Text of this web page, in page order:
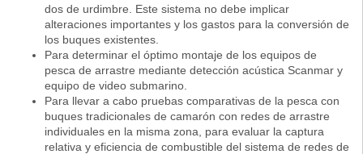
dos de urdimbre. Este sistema no debe implicar
alteraciones importantes y los gastos para la conversión de
los buques existentes.
Para determinar el óptimo montaje de los equipos de
pesca de arrastre mediante detección acústica Scanmar y
equipo de video submarino.
Para llevar a cabo pruebas comparativas de la pesca con
buques tradicionales de camarón con redes de arrastre
individuales en la misma zona, para evaluar la captura
relativa y eficiencia de combustible del sistema de redes de